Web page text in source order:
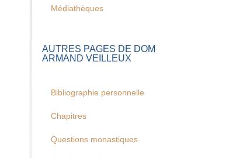
Médiathèques
AUTRES PAGES DE DOM
ARMAND VEILLEUX
Bibliographie personnelle
Chapitres
Questions monastiques